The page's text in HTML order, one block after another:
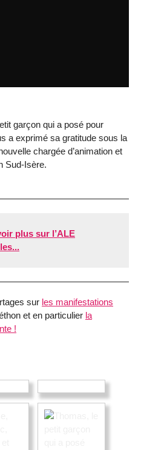
garçon qui a posé pour
a exprimé sa gratitude sous la
chargée d’animation et
Sud-Isère.
plus sur l’ALE
sur les manifestations
et en particulier la
!